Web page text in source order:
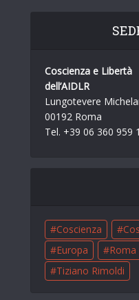
Coscienza e Libertà
dell’AIDLR
Lungotevere
00192 Roma
Tel. +39 06 360 959 1
Coscienza
Europa
Roma
Tiziano Rimoldi